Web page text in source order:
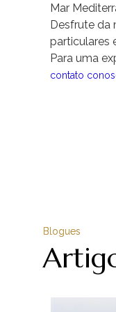
Mar
Desfrute da
particulares
Para uma
contato
Blogues